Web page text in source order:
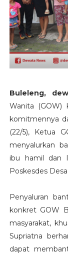
Buleleng,
Wanita (GOW)
komitmennya
(22/5), Ketua
menyalurkan
ibu hamil dan
Poskesdes
Penyaluran
konkret GOW
masyarakat,
Supriatna
dapat